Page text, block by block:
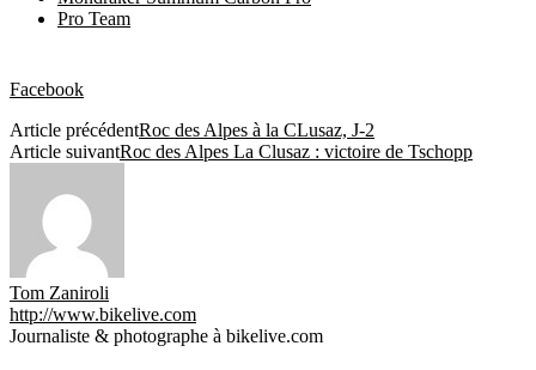
Pro Team
Facebook
Article précédentRoc des Alpes à la CLusaz, J-2
Article suivantRoc des Alpes La Clusaz : victoire de Tschopp
Tom Zaniroli
http://www.bikelive.com
Journaliste & photographe à bikelive.com